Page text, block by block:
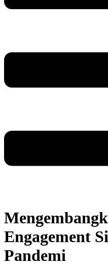
Engagement
Pandemi